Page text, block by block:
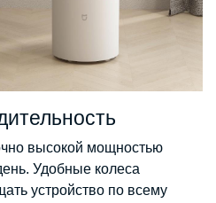
высокой мощностью
Удобные колеса
устройство по всему